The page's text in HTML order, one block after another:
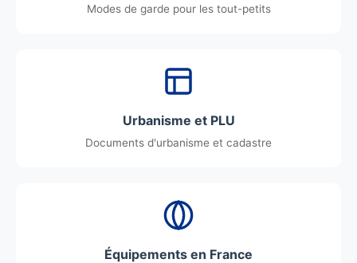
Modes de garde pour les tout-petits
Urbanisme et PLU
Documents d'urbanisme et cadastre
Équipements en France